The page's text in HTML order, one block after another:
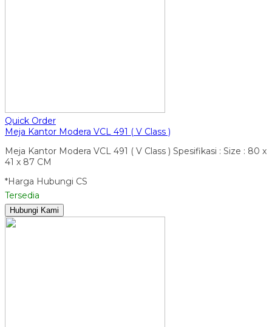
Quick Order
Meja Kantor Modera VCL 491 ( V Class )
Meja Kantor Modera VCL 491 ( V Class ) Spesifikasi : Size : 80 x
41 x 87 CM
*Harga Hubungi CS
Tersedia
Hubungi Kami